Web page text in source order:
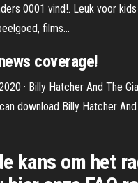
0001 vind!. Leuk voor
films…
coverage!
· Billy Hatcher And The
download Billy Hatcher
kans om het